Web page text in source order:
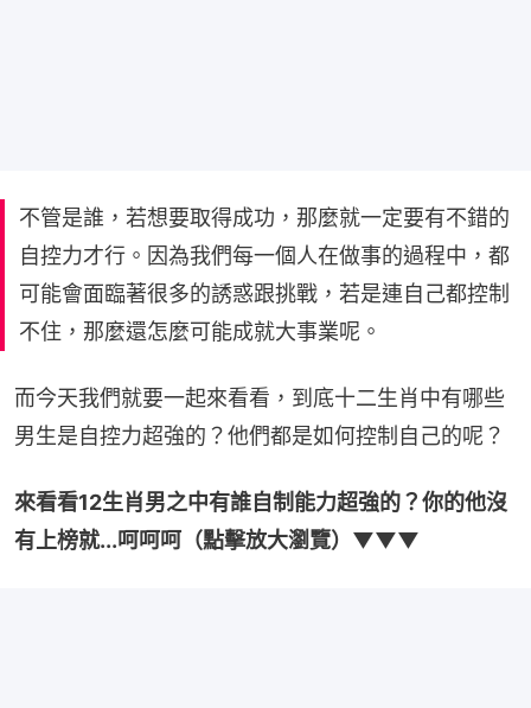
不管是誰，若想要取得成功，那麼就一定要有不錯的
自控力才行。因為我們每一個人在做事的過程中，都
可能會面臨著很多的誘惑跟挑戰，若是連自己都控制
不住，那麼還怎麼可能成就大事業呢。
而今天我們就要一起來看看，到底十二生肖中有哪些
男生是自控力超強的？他們都是如何控制自己的呢？
來看看12生肖男之中有誰自制能力超強的？你的他沒
有上榜就...呵呵呵（點擊放大瀏覽）▼▼▼